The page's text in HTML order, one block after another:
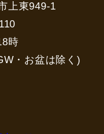
上東949-1
時
・お盆は除く)